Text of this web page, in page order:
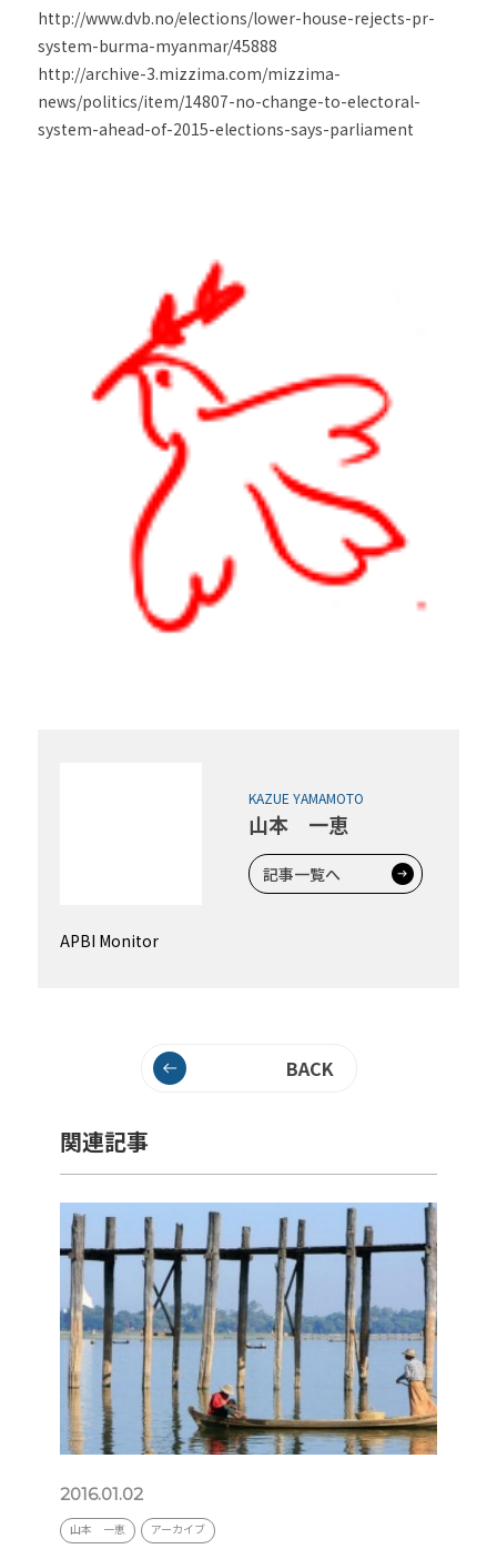
http://www.dvb.no/elections/lower-house-rejects-pr-
system-burma-myanmar/45888
http://archive-3.mizzima.com/mizzima-
news/politics/item/14807-no-change-to-electoral-
system-ahead-of-2015-elections-says-parliament
KAZUE YAMAMOTO
山本 一恵
記事一覧へ
APBI Monitor
BACK
関連記事
2016.01.02
山本 一恵 アーカイブ